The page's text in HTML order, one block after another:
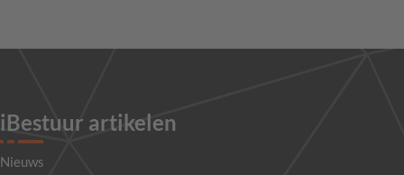
iBestuur artikelen
Nieuws